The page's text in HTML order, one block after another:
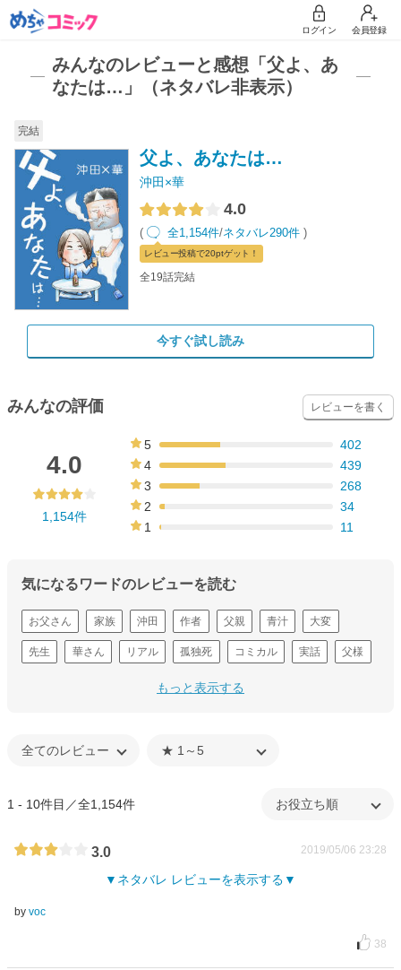
ログイン 会員登録
みんなのレビューと感想「父よ、あ
なたは…」（ネタバレ非表示）
完結
父よ、あなたは…
沖田×華
4.0
( 全1,154件/ネタバレ290件 )
レビュー投稿で20ptゲット！
全19話完結
今すぐ試し読み
みんなの評価 レビューを書く
4.0
1,154件
5
402
4
439
3
268
2
34
1
11
気になるワードのレビューを読む
お父さん 家族 沖田 作者 父親 青汁 大変
先生 華さん リアル 孤独死 コミカル 実話 父様
もっと表示する
1 - 10件目／全1,154件
3.0 2019/05/06 23:28
ネタバレ レビューを表示する
by voc
38